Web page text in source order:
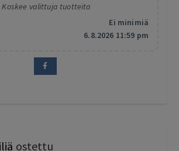
Koskee valittuja tuotteita
Ei minimiä
6.8.2026 11:59 pm
ostettu